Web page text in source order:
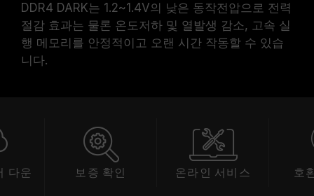
DDR4 DARK는 1.2~1.4V의 낮은 동작전압으로 전력
절감 효과는 물론 온도저하 및 열발생 감소, 고속 실
행 메모리를 안정적이고 오랜 시간 작동할 수 있습
니다.
다운
보증 확인 온라인 서비스 호